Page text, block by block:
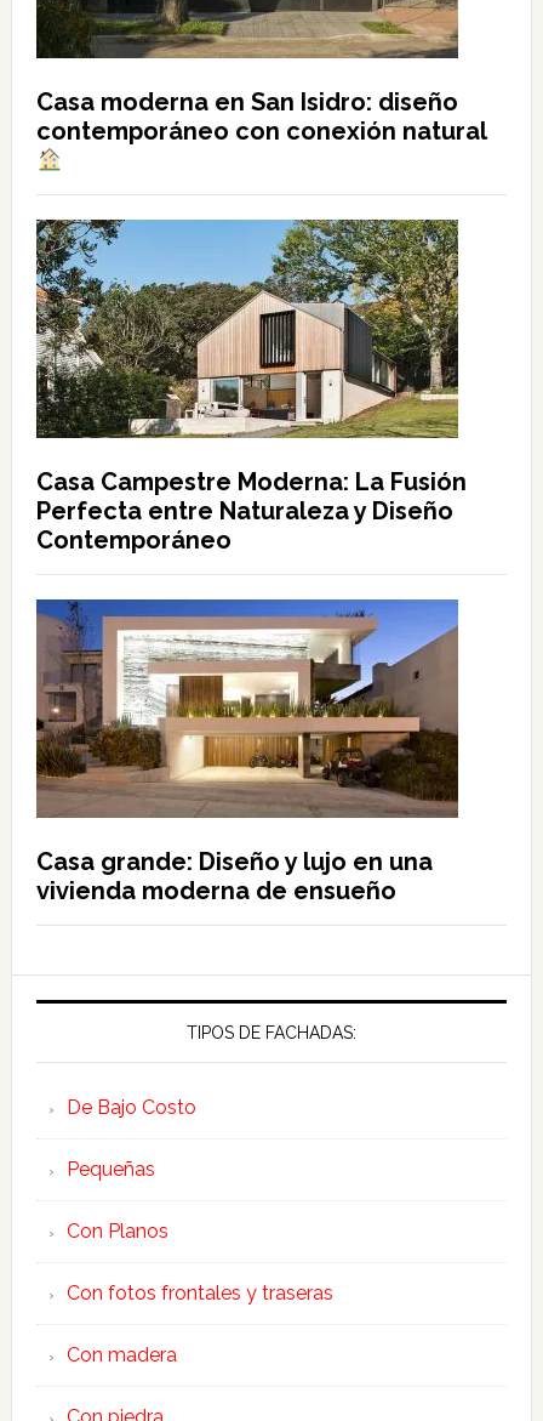
Casa moderna en San Isidro: diseño
contemporáneo con conexión natural
Casa Campestre Moderna: La Fusión
Perfecta entre Naturaleza y Diseño
Contemporáneo
Casa grande: Diseño y lujo en una
vivienda moderna de ensueño
TIPOS DE FACHADAS:
De Bajo Costo
Pequeñas
Con Planos
Con fotos frontales y traseras
Con madera